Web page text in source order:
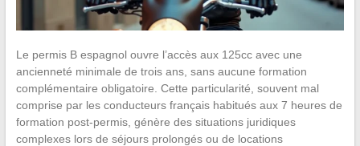
Le permis B espagnol ouvre l’accès aux 125cc avec une
ancienneté minimale de trois ans, sans aucune formation
complémentaire obligatoire. Cette particularité, souvent mal
comprise par les conducteurs français habitués aux 7 heures de
formation post-permis, génère des situations juridiques
complexes lors de séjours prolongés ou de locations